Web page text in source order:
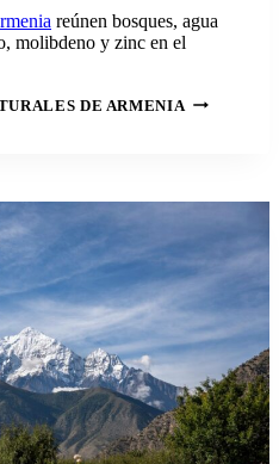
reúnen bosques, agua
molibdeno y zinc en el
DE ARMENIA